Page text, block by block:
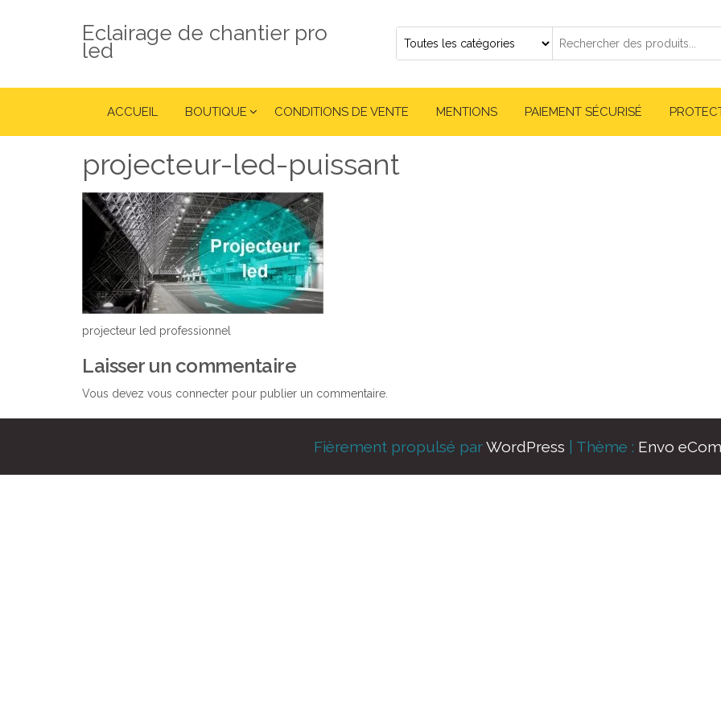
Eclairage de chantier pro
led
ACCUEIL BOUTIQUE CONDITIONS DE VENTE MENTIONS PAIEMENT SÉCURISÉ
projecteur-led-puissant
projecteur led professionnel
Laisser un commentaire
Vous devez vous connecter pour publier un commentaire.
Fièrement propulsé parWordPress Thème : Envo